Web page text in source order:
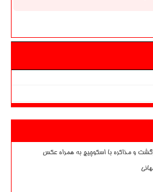
و مذاکره با اسکوچیچ به همراه عکس